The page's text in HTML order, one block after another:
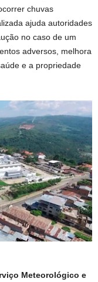
chuvas
ajuda autoridades
no caso de um
adversos, melhora
e a propriedade
Meteorológico e